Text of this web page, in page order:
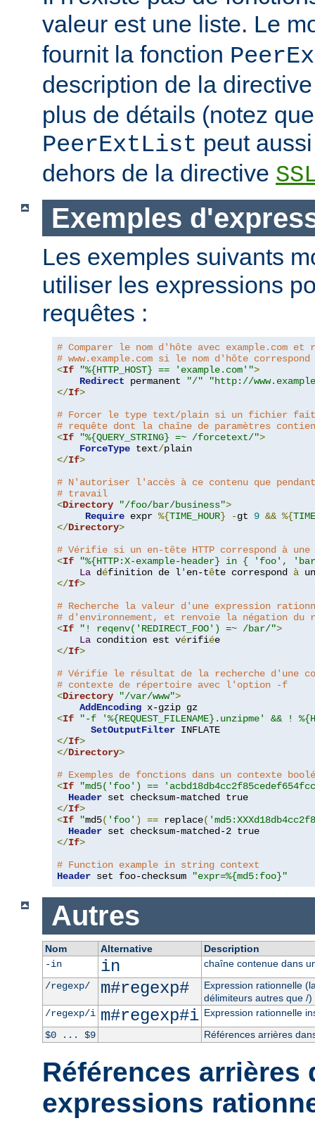
valeur est une liste. Le
fournit la fonction
description de la
plus de détails (notez
PeerExtList peut
dehors de la directive
Exemples
Les exemples suivants
utiliser les expressions
requêtes :
# Comparer le nom d'hôte avec example.com
# www.example.com si le nom d'hôte correspond
<If "%{HTTP_HOST} == 'example.com'">
Redirect permanent "/"
"http://
</If>
# Forcer le type text/plain si un fichier
# requête dont la chaîne de paramètres
<If "%{QUERY_STRING} =~ /forcetext/">
ForceType text/
</If>
# N'autoriser l'accès à ce contenu que
# travail
<Directory "/foo/bar/business">
Require expr %{TIME_HOUR} -gt 9 && %{
</Directory>
# Vérifie si un en-tête HTTP correspond à
<If
"%{HTTP:X-example-header} in { 'foo',
La définition de l' en-tête correspond à
</If>
# Recherche la valeur d'une expression
# d'environnement, et renvoie la négation du
<If "! reqenv('REDIRECT_FOO') =~ /bar/">
La condition est vérifié
</If>
# Vérifie le résultat de la recherche d'une
# contexte de répertoire avec l'option -f
<Directory "/var/www">
AddEncoding
<If
"-f '%{REQUEST_FILENAME}.unzipme' && !
SetOutputFilter
</If>
</Directory>
# Exemples de fonctions dans un contexte
<If
"md5('foo') ==
Header
</If>
<If "md5( 'foo' ) == replace(
Header
</If>
# Function example in string context
Header set foo-checksum "expr=%{md5:foo}"
Autres
Nom Alternative
Description
-in
in
chaîne contenue dans
/regexp/
m#regexp#
Expression rationnelle
délimiteurs autres que /)
/regexp/i m#regexp#i Expression rationnelle
$0 ... $9
Références arrières
Références arrières
expressions